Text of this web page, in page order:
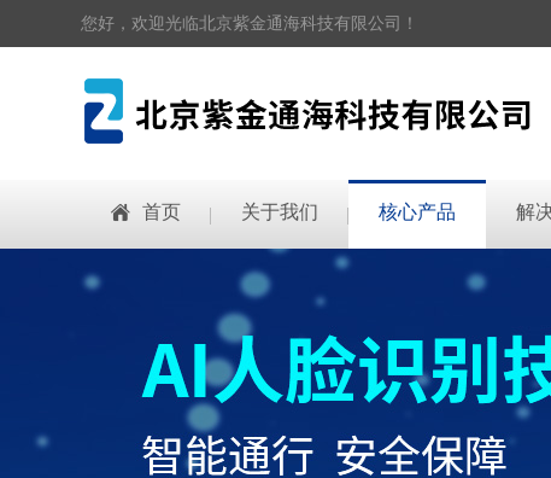
您好，欢迎光临北京紫金通海科技有限公司！
首页 关于我们 核心产品 解